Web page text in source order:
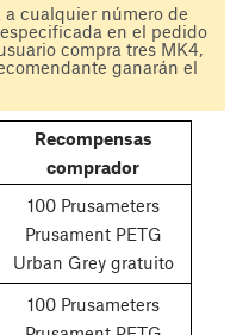
a cualquier número de
en el pedido
compra tres MK4,
ganarán el
Recompensas
comprador
100 Prusameters
Prusament PETG
Urban Grey gratuito
100 Prusameters